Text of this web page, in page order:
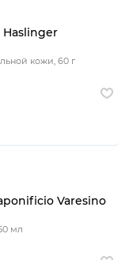
кожи, 60 г
Varesino
мл